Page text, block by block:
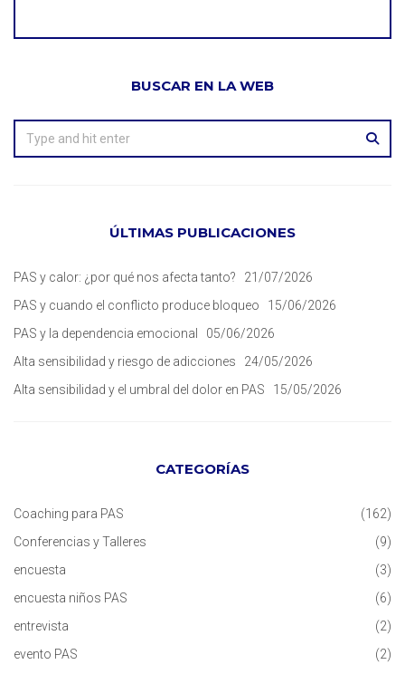
BUSCAR EN LA WEB
ÚLTIMAS PUBLICACIONES
PAS y calor: ¿por qué nos afecta tanto?
21/07/2026
PAS y cuando el conflicto produce bloqueo
15/06/2026
PAS y la dependencia emocional
05/06/2026
Alta sensibilidad y riesgo de adicciones
24/05/2026
Alta sensibilidad y el umbral del dolor en PAS
15/05/2026
CATEGORÍAS
Coaching para PAS
(162)
Conferencias y Talleres
(9)
encuesta
(3)
encuesta niños PAS
(6)
entrevista
(2)
evento PAS
(2)